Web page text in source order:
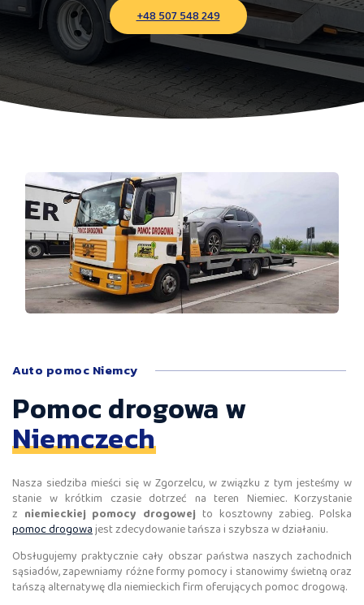
+48 507 548 249
Auto pomoc Niemcy
Pomoc drogowa w
Niemczech
Nasza siedziba mieści się w Zgorzelcu, w związku z tym jesteśmy w
stanie w krótkim czasie dotrzeć na teren Niemiec. Korzystanie
z niemieckiej pomocy drogowej to kosztowny zabieg. Polska
pomoc drogowa jest zdecydowanie tańsza i szybsza w działaniu.
Obsługujemy praktycznie cały obszar państwa naszych zachodnich
sąsiadów, zapewniamy różne formy pomocy i stanowimy świetną oraz
tańszą alternatywę dla niemieckich firm oferujących pomoc drogową.